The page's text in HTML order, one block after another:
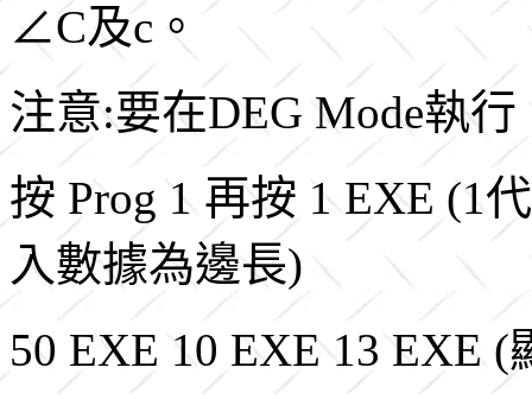
∠C及c。
注意:要在DEG Mode執行
按 Prog 1 再按 1 EXE (1
入數據為邊長)
50 EXE 10 EXE 13 EXE